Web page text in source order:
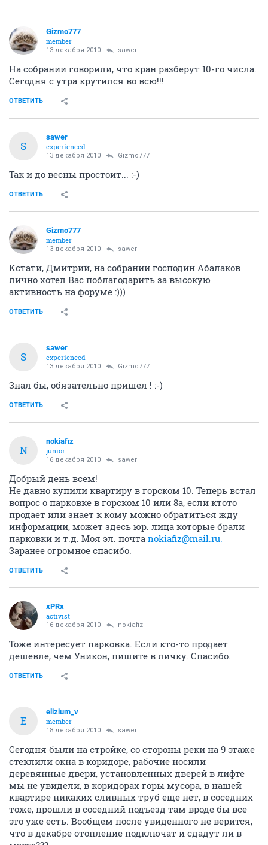
Gizmo777
member
13 декабря 2010 sawer
На собрании говорили, что кран разберут 10-го числа.
Сегодня с утра крутился во всю!!!
ОТВЕТИТЬ
S
sawer
experienced
13 декабря 2010 Gizmo777
Так и до весны простоит... :-)
ОТВЕТИТЬ
Gizmo777
member
13 декабря 2010 sawer
Кстати, Дмитрий, на собрании господин Абалаков
лично хотел Вас поблагодарить за высокую
активность на форуме :)))
ОТВЕТИТЬ
S
sawer
experienced
13 декабря 2010 Gizmo777
Знал бы, обязательно пришел ! :-)
ОТВЕТИТЬ
N
nokiafiz
junior
16 декабря 2010 sawer
Добрый день всем!
Не давно купили квартиру в горском 10. Теперь встал
вопрос о парковке в горском 10 или 8а, если ктото
продает или знает к кому можно обратиться жду
информации, может здесь юр. лица которые брали
парковки и т.д. Моя эл. почта nokiafiz@mail.ru.
Заранее огромное спасибо.
ОТВЕТИТЬ
xPRx
activist
16 декабря 2010 nokiafiz
Тоже интересует парковка. Если кто-то продает
дешевле, чем Уникон, пишите в личку. Спасибо.
ОТВЕТИТЬ
E
elizium_v
member
18 декабря 2010 sawer
Сегодня были на стройке, со стороны реки на 9 этаже
стеклили окна в коридоре, рабочие носили
деревянные двери, установленных дверей в лифте
мы не увидели, в коридорах горы мусора, в нашей
квартире никаких сливных труб еще нет, в соседних
тоже, прошли в соседний подъезд там вроде бы все
это уже есть. Вообщем после увиденного не верится,
что в декабре отопление подключат и сдадут ли в